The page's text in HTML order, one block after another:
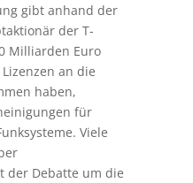
gibt anhand der
der T-
Milliarden Euro
an die
haben,
für
Viele
der Debatte um die